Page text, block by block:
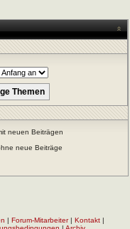
neuen Beiträgen
neue Beiträge
| Forum-Mitarbeiter| Kontakt|